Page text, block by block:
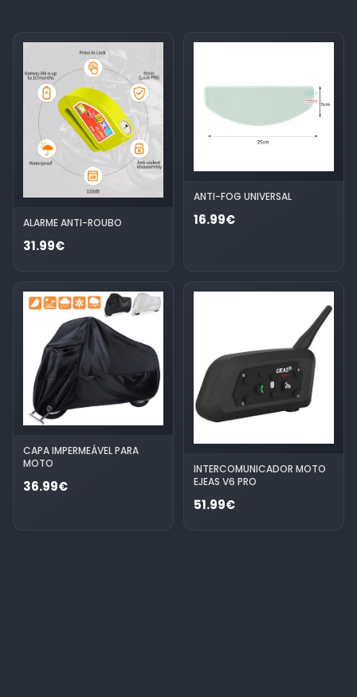
ALARME ANTI-ROUBO
31.99€
ANTI-FOG UNIVERSAL
16.99€
CAPA IMPERMEÁVEL PARA
MOTO
36.99€
INTERCOMUNICADOR MOTO
EJEAS V6 PRO
51.99€